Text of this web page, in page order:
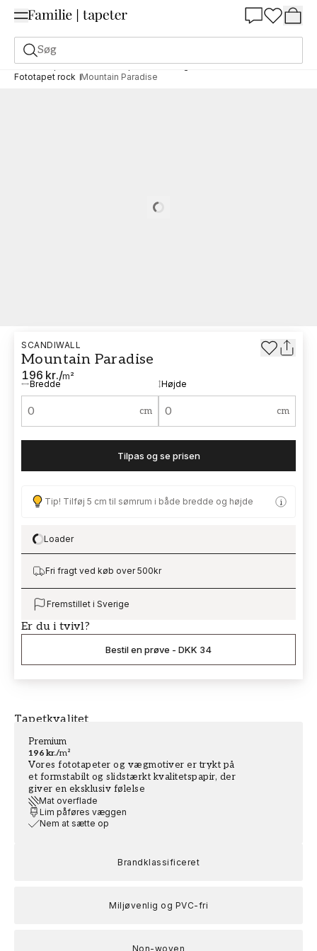
Søg
Fototapet Motiv Fototapet naturen og landskabet
Fototapet rock Mountain Paradise
Tapetkvalitet
Premium
196 kr./m²
Vores fototapeter og vægmotiver er trykt på
et formstabilt og slidstærkt kvalitetspapir, der
giver en eksklusiv følelse
Mat overflade
Lim påføres væggen
Nem at sætte op
Brandklassificeret
Miljøvenlig og PVC-fri
Non-woven
SCANDIWALL
Mountain Paradise
196 kr./m²
Bredde Højde
cm cm
Tilpas og se prisen
Tip! Tilføj 5 cm til sømrum i både bredde og højde
Loading…
Loader
Fri fragt ved køb over 500kr
Fremstillet i Sverige
Er du i tvivl?
Bestil en prøve - DKK 34